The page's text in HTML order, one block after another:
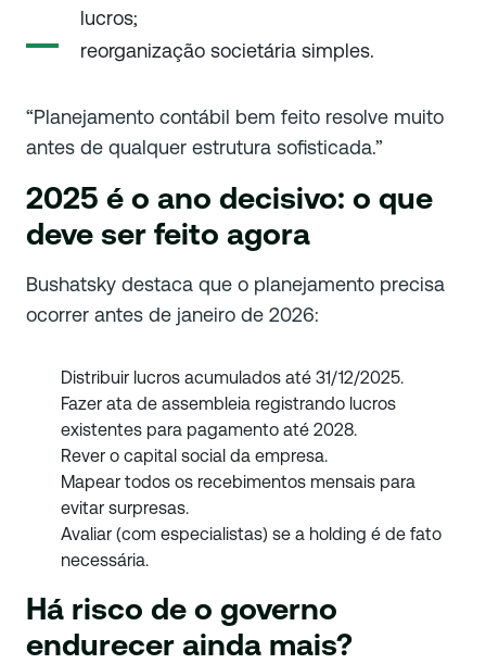
lucros;
reorganização societária simples.
“Planejamento contábil bem feito resolve muito
antes de qualquer estrutura sofisticada.”
2025 é o ano decisivo: o que
deve ser feito agora
Bushatsky destaca que o planejamento precisa
ocorrer antes de janeiro de 2026:
Distribuir lucros acumulados até 31/12/2025.
Fazer ata de assembleia registrando lucros
existentes para pagamento até 2028.
Rever o capital social da empresa.
Mapear todos os recebimentos mensais para
evitar surpresas.
Avaliar (com especialistas) se a holding é de fato
necessária.
Há risco de o governo
endurecer ainda mais?